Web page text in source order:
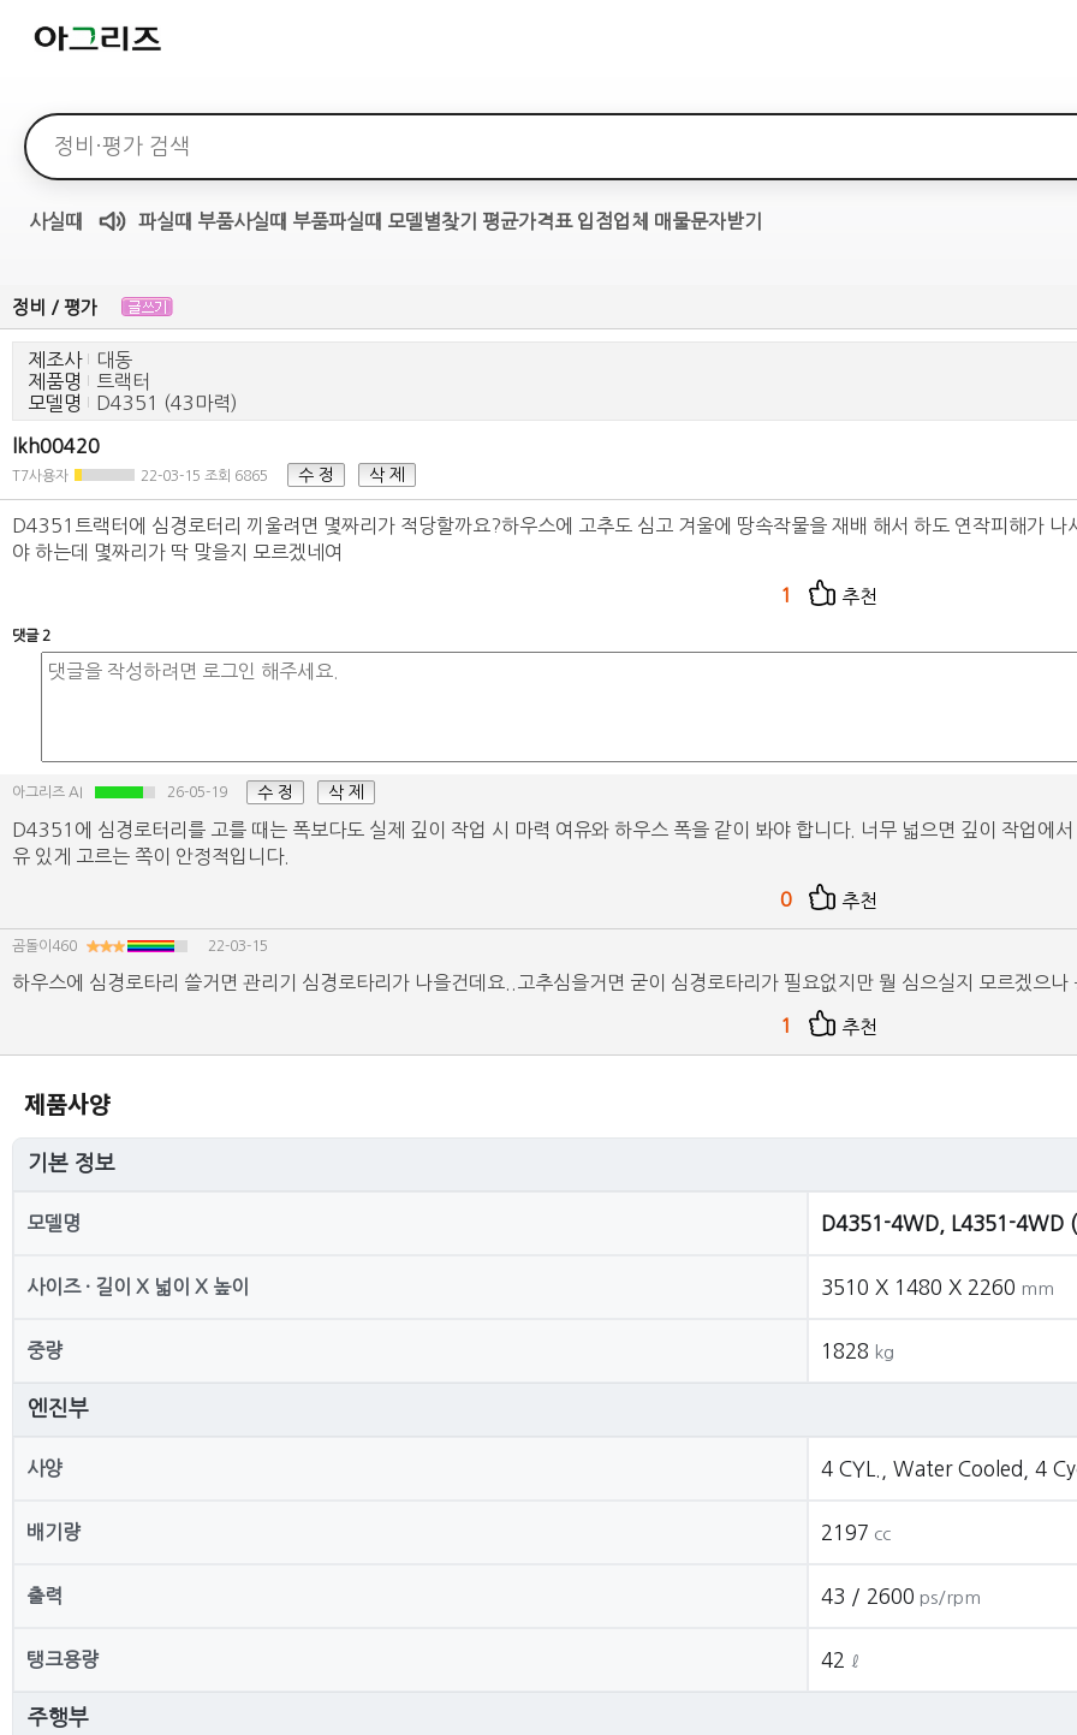
검색어
사실때
매물무료듣기
파실때 부품사실때 부품파실때 모델별찾기 평균가격표 입점업체 매물문자받기
정비 / 평가
제조사
대동
제품명
트랙터
모델명
D4351 (43마력)
lkh00420
T7사용자 22-03-15 조회 6865 수 정 삭 제
D4351트랙터에 심경로터리 끼울려면 몇짜리가 적당할까요?하우스에 고추도 심고 겨울에 땅속작물을 재배 해서 하도 연작피해가
야 하는데 몇짜리가 딱 맞을지 모르겠네여
1 추천
댓글 2
아그리즈 AI 26-05-19 수 정 삭 제
D4351에 심경로터리를 고를 때는 폭보다도 실제 깊이 작업 시 마력 여유와 하우스 폭을 같이 봐야 합니다. 너무 넓으면 깊이 작업에
유 있게 고르는 쪽이 안정적입니다.
0 추천
곰돌이460 22-03-15
하우스에 심경로타리 쓸거면 관리기 심경로타리가 나을건데요..고추심을거면 굳이 심경로타리가 필요없지만 뭘 심으실지 모르겠으
1 추천
제품사양
기본 정보
모델명 D4351-4WD, L4351-4WD
사이즈 · 길이 X 넓이 X 높이 3510 X 1480 X 2260 mm
중량 1828 kg
엔진부
사양 4 CYL., Water Cooled, 4
배기량 2197 cc
출력 43 / 2600 ps/rpm
탱크용량 42 ℓ
주행부